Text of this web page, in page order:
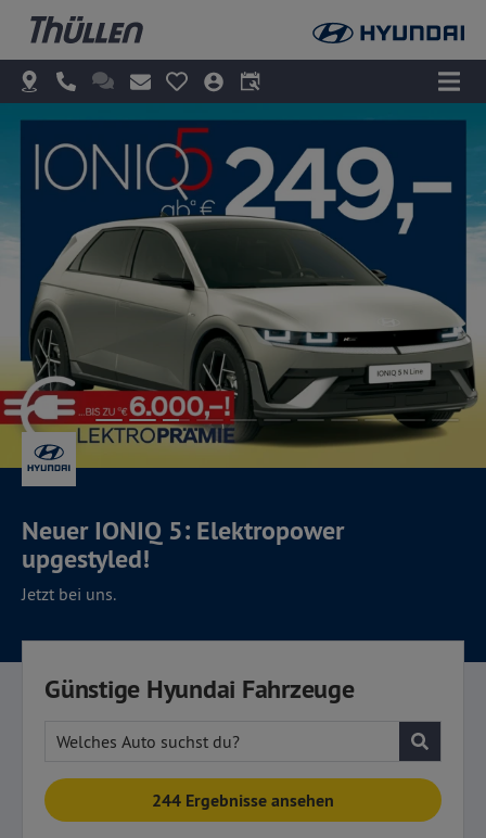
Neuer IONIQ 5: Elektropower
upgestyled!
Jetzt bei uns.
Günstige Hyundai Fahrzeuge
Welches Auto suchst du?
244 Ergebnisse ansehen